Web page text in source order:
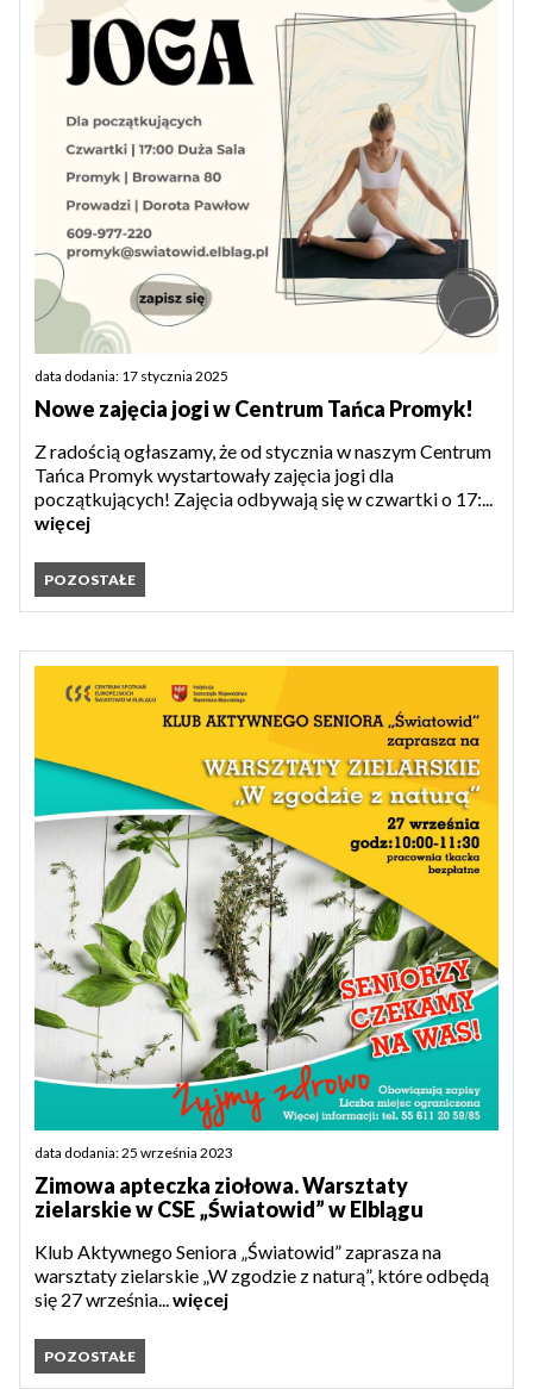
data dodania: 17 stycznia 2025
Nowe zajęcia jogi w Centrum Tańca Promyk!
Z radością ogłaszamy, że od stycznia w naszym Centrum
Tańca Promyk wystartowały zajęcia jogi dla
początkujących! Zajęcia odbywają się w czwartki o 17:...
więcej
POZOSTAŁE
data dodania: 25 września 2023
Zimowa apteczka ziołowa. Warsztaty
zielarskie w CSE „Światowid” w Elblągu
Klub Aktywnego Seniora „Światowid” zaprasza na
warsztaty zielarskie „W zgodzie z naturą”, które odbędą
się 27 września... więcej
POZOSTAŁE